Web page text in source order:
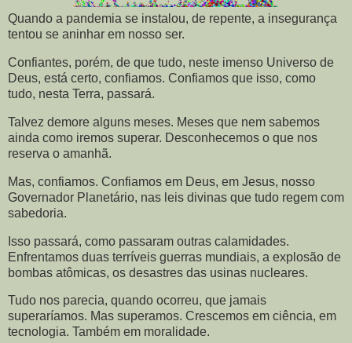
Quando a pandemia se instalou, de repente, a insegurança
tentou se aninhar em nosso ser.
Confiantes, porém, de que tudo, neste imenso Universo de
Deus, está certo, confiamos. Confiamos que isso, como
tudo, nesta Terra, passará.
Talvez demore alguns meses. Meses que nem sabemos
ainda como iremos superar. Desconhecemos o que nos
reserva o amanhã.
Mas, confiamos. Confiamos em Deus, em Jesus, nosso
Governador Planetário, nas leis divinas que tudo regem com
sabedoria.
Isso passará, como passaram outras calamidades.
Enfrentamos duas terríveis guerras mundiais, a explosão de
bombas atômicas, os desastres das usinas nucleares.
Tudo nos parecia, quando ocorreu, que jamais
superaríamos. Mas superamos. Crescemos em ciência, em
tecnologia. Também em moralidade.